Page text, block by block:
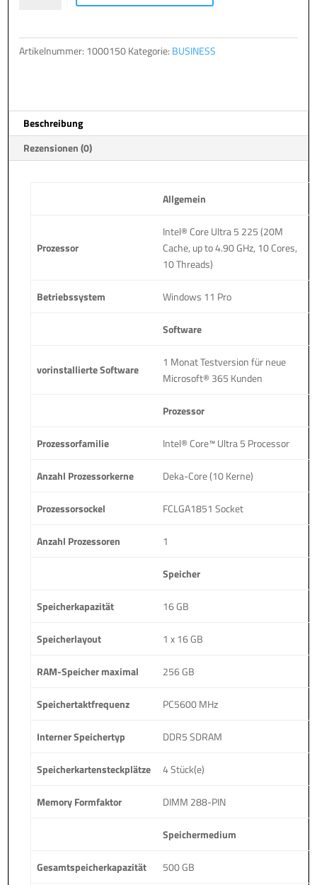
Menge
r
i
:
Artikelnummer: 1000150Kategorie: BUSINESS
Beschreibung
Rezensionen (0)
Allgemein
Prozessor
Intel® Core Ultra 5 225 (20M
Cache, up to 4.90 GHz, 10 Cores,
10 Threads)
Betriebssystem Windows 11 Pro
Software
vorinstallierte Software
1 Monat Testversion für neue
Microsoft® 365 Kunden
Prozessor
Prozessorfamilie Intel® Core™ Ultra 5 Processor
Anzahl Prozessorkerne Deka-Core (10 Kerne)
Prozessorsockel FCLGA1851 Socket
Anzahl Prozessoren 1
Speicher
Speicherkapazität 16 GB
Speicherlayout 1 x 16 GB
RAM-Speicher maximal 256 GB
Speichertaktfrequenz PC5600 MHz
Interner Speichertyp DDR5 SDRAM
Speicherkartensteckplätze 4 Stück(e)
Memory Formfaktor DIMM 288-PIN
Speichermedium
Gesamtspeicherkapazität 500 GB